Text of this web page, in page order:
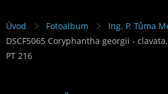
Úvod Fotoalbum
Ing. P. Tůma
DSCF5065 Coryphantha georgii -
PT 216